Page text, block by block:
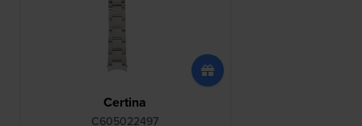
Certina
C605022497